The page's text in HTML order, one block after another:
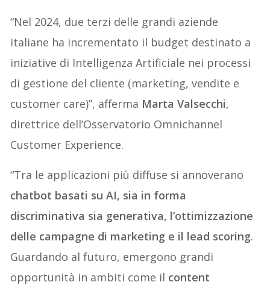
“Nel 2024, due terzi delle grandi aziende
italiane ha incrementato il budget destinato a
iniziative di Intelligenza Artificiale nei processi
di gestione del cliente (marketing, vendite e
customer care)”, afferma Marta Valsecchi,
direttrice dell’Osservatorio Omnichannel
Customer Experience.
“Tra le applicazioni più diffuse si annoverano
chatbot basati su AI, sia in forma
discriminativa sia generativa, l’ottimizzazione
delle campagne di marketing e il lead scoring.
Guardando al futuro, emergono grandi
opportunità in ambiti come il content